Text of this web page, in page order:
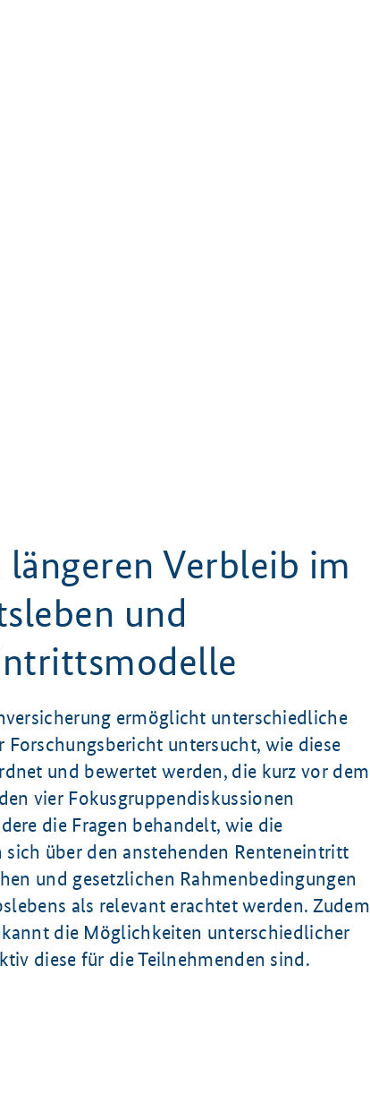
Verbleib im
und
ermöglicht unterschiedliche
Forschungsbericht untersucht, wie diese
und bewertet werden, die kurz vor dem
vier Fokusgruppendiskussionen
die Fragen behandelt, wie die
über den anstehenden Renteneintritt
und gesetzlichen Rahmenbedingungen
als relevant erachtet werden. Zudem
die Möglichkeiten unterschiedlicher
diese für die Teilnehmenden sind.